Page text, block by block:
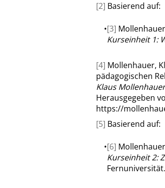
[2] Basierend auf:
•[3]
Kurseinheit 1:
[4] Mollenhauer,
pädagogischen
Klaus
Herausgegeben
https://
[5] Basierend auf:
•[6]
Kurseinheit 2:
Fernuniversität.